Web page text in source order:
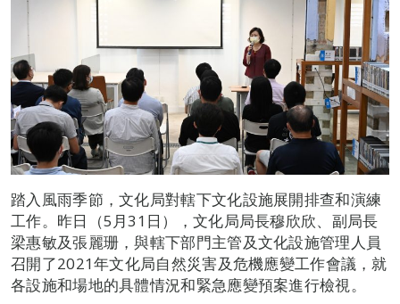
踏入風雨季節，文化局對轄下文化設施展開排查和演練
工作。昨日（5月31日），文化局局長穆欣欣、副局長
梁惠敏及張麗珊，與轄下部門主管及文化設施管理人員
召開了2021年文化局自然災害及危機應變工作會議，就
各設施和場地的具體情況和緊急應變預案進行檢視。